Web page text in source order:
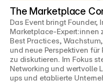
The Marketplace
Das Event bringt Founder,
Marketplace-Expert:innen
Best Practices,
und neue Perspektiven
zu diskutieren. Im Fokus
Networking und wertvolle
ups und etablierte